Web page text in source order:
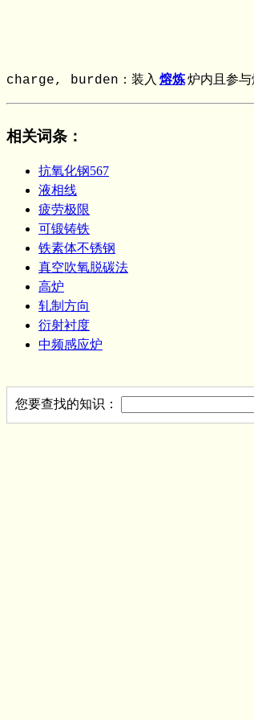
charge, burden：装入 熔炼炉内且参与
相关词条 ：
抗氧化钢567
液相线
疲劳极限
可锻铸铁
铁素体不锈钢
真空吹氧脱碳法
高炉
轧制方向
衍射衬度
中频感应炉
您要查找的知识：